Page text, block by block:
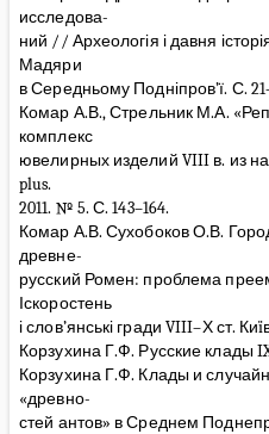
исследова-
ний // Археологія і давня
Мадяри
в Середньому Подніпров’ї. С.
Комар А.В., Стрельник М.А.
комплекс
ювелирных изделий VIII в. из
plus.
2011. № 5. С. 143–164.
Комар А.В. Сухобоков О.В.
древне-
русский Ромен: проблема
Іскоростень
і слов’янські гради VIII–Х ст.
Корзухина Г.Ф. Русские клады
Корзухина Г.Ф. Клады и
«древно-
стей антов» в Среднем